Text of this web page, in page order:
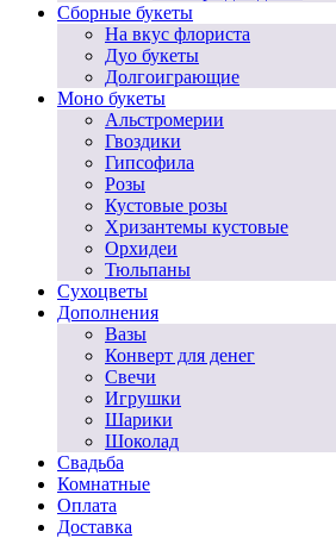
Сборные букеты
На вкус флориста
Дуо букеты
Долгоиграющие
Моно букеты
Альстромерии
Гвоздики
Гипсофила
Розы
Кустовые розы
Хризантемы кустовые
Орхидеи
Тюльпаны
Сухоцветы
Дополнения
Вазы
Конверт для денег
Свечи
Игрушки
Шарики
Шоколад
Свадьба
Комнатные
Оплата
Доставка